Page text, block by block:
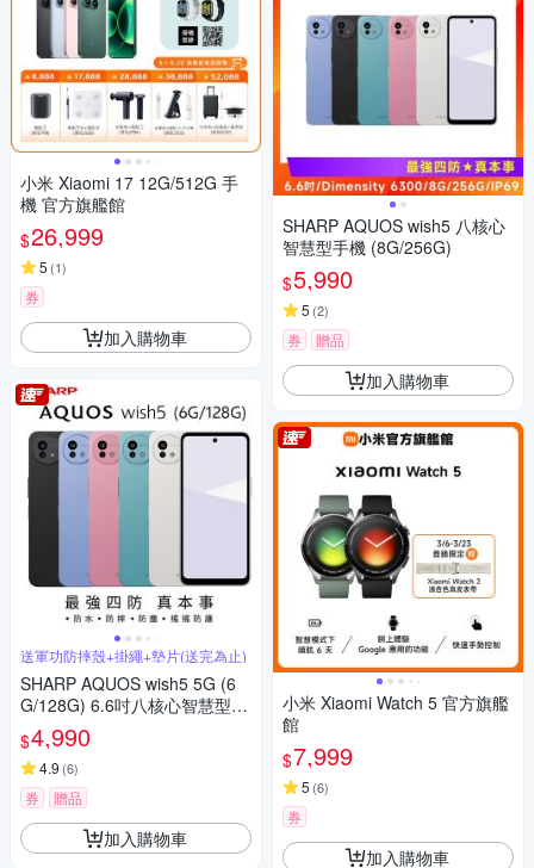
小米 Xiaomi 17 12G/512G 手
機 官方旗艦館
$26,999
5 (1)
券
加入購物車
送軍功防摔殼+掛繩+墊片(送完為止)
SHARP AQUOS wish5 5G (6
G/128G) 6.6吋八核心智慧型手
$4,990
4.9 (6)
券 贈品
加入購物車
SHARP AQUOS wish5 八核心
智慧型手機 (8G/256G)
$5,990
5 (2)
券 贈品
加入購物車
小米 Xiaomi Watch 5 官方旗艦
館
$7,999
5 (6)
券
加入購物車